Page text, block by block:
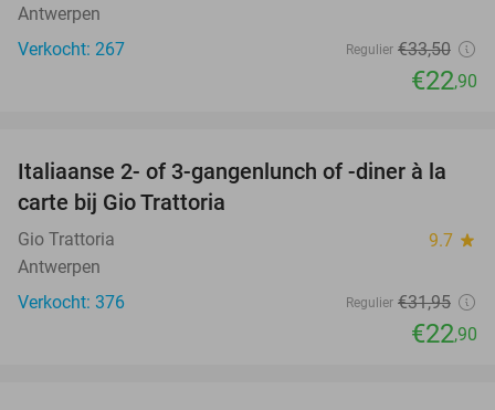
Antwerpen
Verkocht: 267
Regulier €33,50
€22,90
28%
Italiaanse 2- of 3-gangenlunch of -diner à la
carte bij Gio Trattoria
Gio Trattoria 9.7 star
Antwerpen
Verkocht: 376
Regulier €31,95
€22,90